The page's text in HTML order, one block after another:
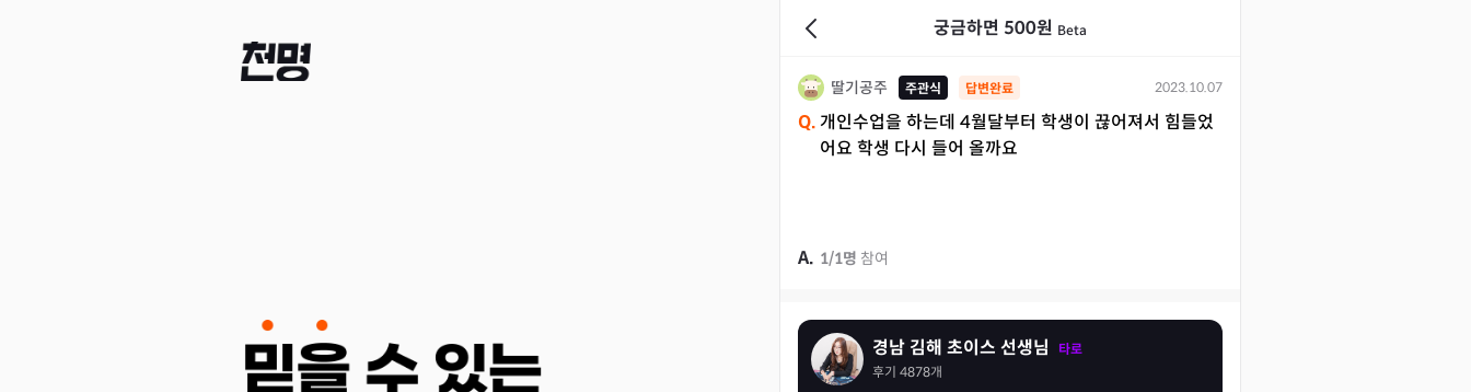
궁금하면 500원 Beta
딸기공주 주관식 답변완료 2023.10.07
Q. 개인수업을 하는데 4월달부터 학생이 끊어져서 힘들었
어요 학생 다시 들어 올까요
A. 1/1명 참여
경남 김해 초이스 선생님
타로
후기 4878개